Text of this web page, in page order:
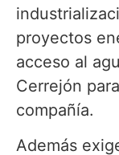
proyectos
acceso al
Cerrejón
compañía.
Además